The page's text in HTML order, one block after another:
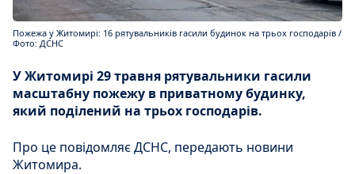
Пожежа у Житомирі: 16 рятувальників гасили будинок на трьох господарів /
Фото: ДСНС
У Житомирі 29 травня рятувальники гасили
масштабну пожежу в приватному будинку,
який поділений на трьох господарів.
Про це повідомляє ДСНС, передають новини
Житомира.